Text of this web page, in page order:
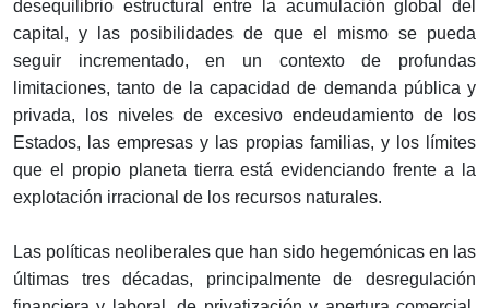
desequilibrio estructural entre la acumulación global del
capital, y las posibilidades de que el mismo se pueda
seguir incrementado, en un contexto de profundas
limitaciones, tanto de la capacidad de demanda pública y
privada, los niveles de excesivo endeudamiento de los
Estados, las empresas y las propias familias, y los límites
que el propio planeta tierra está evidenciando frente a la
explotación irracional de los recursos naturales.
Las políticas neoliberales que han sido hegemónicas en las
últimas tres décadas, principalmente de desregulación